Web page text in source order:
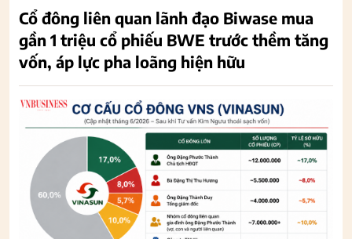
Cổ đông liên quan lãnh đạo Biwase mua
gần 1 triệu cổ phiếu BWE trước thềm tăng
vốn, áp lực pha loãng hiện hữu